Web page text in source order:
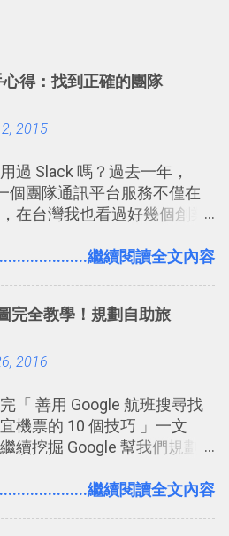
得：找到正確的團隊
2015
過 Slack 嗎？過去一年，
個團隊通訊平台服務不僅在
在台灣我也看過好幾個創業
Slack 有什麼魅力？它是不是
個專案合作中使用了 Slack
很有趣 」： Slack 裡擁有跟
傳送有趣影音圖文的功能。
」：但是 Slack 的頻道、群
水間的聊天，不會干擾工作
聊天中記錄重點。 3. 「 有彈性
繼續閱讀全文內容
完全教學！規劃自助旅
2016
「 善用 Google 航班搜尋找
機票的 10 個技巧 」一文
續挖掘 Google 幫我們規劃
聊 Google 的「我的地圖」服
繼續閱讀全文內容